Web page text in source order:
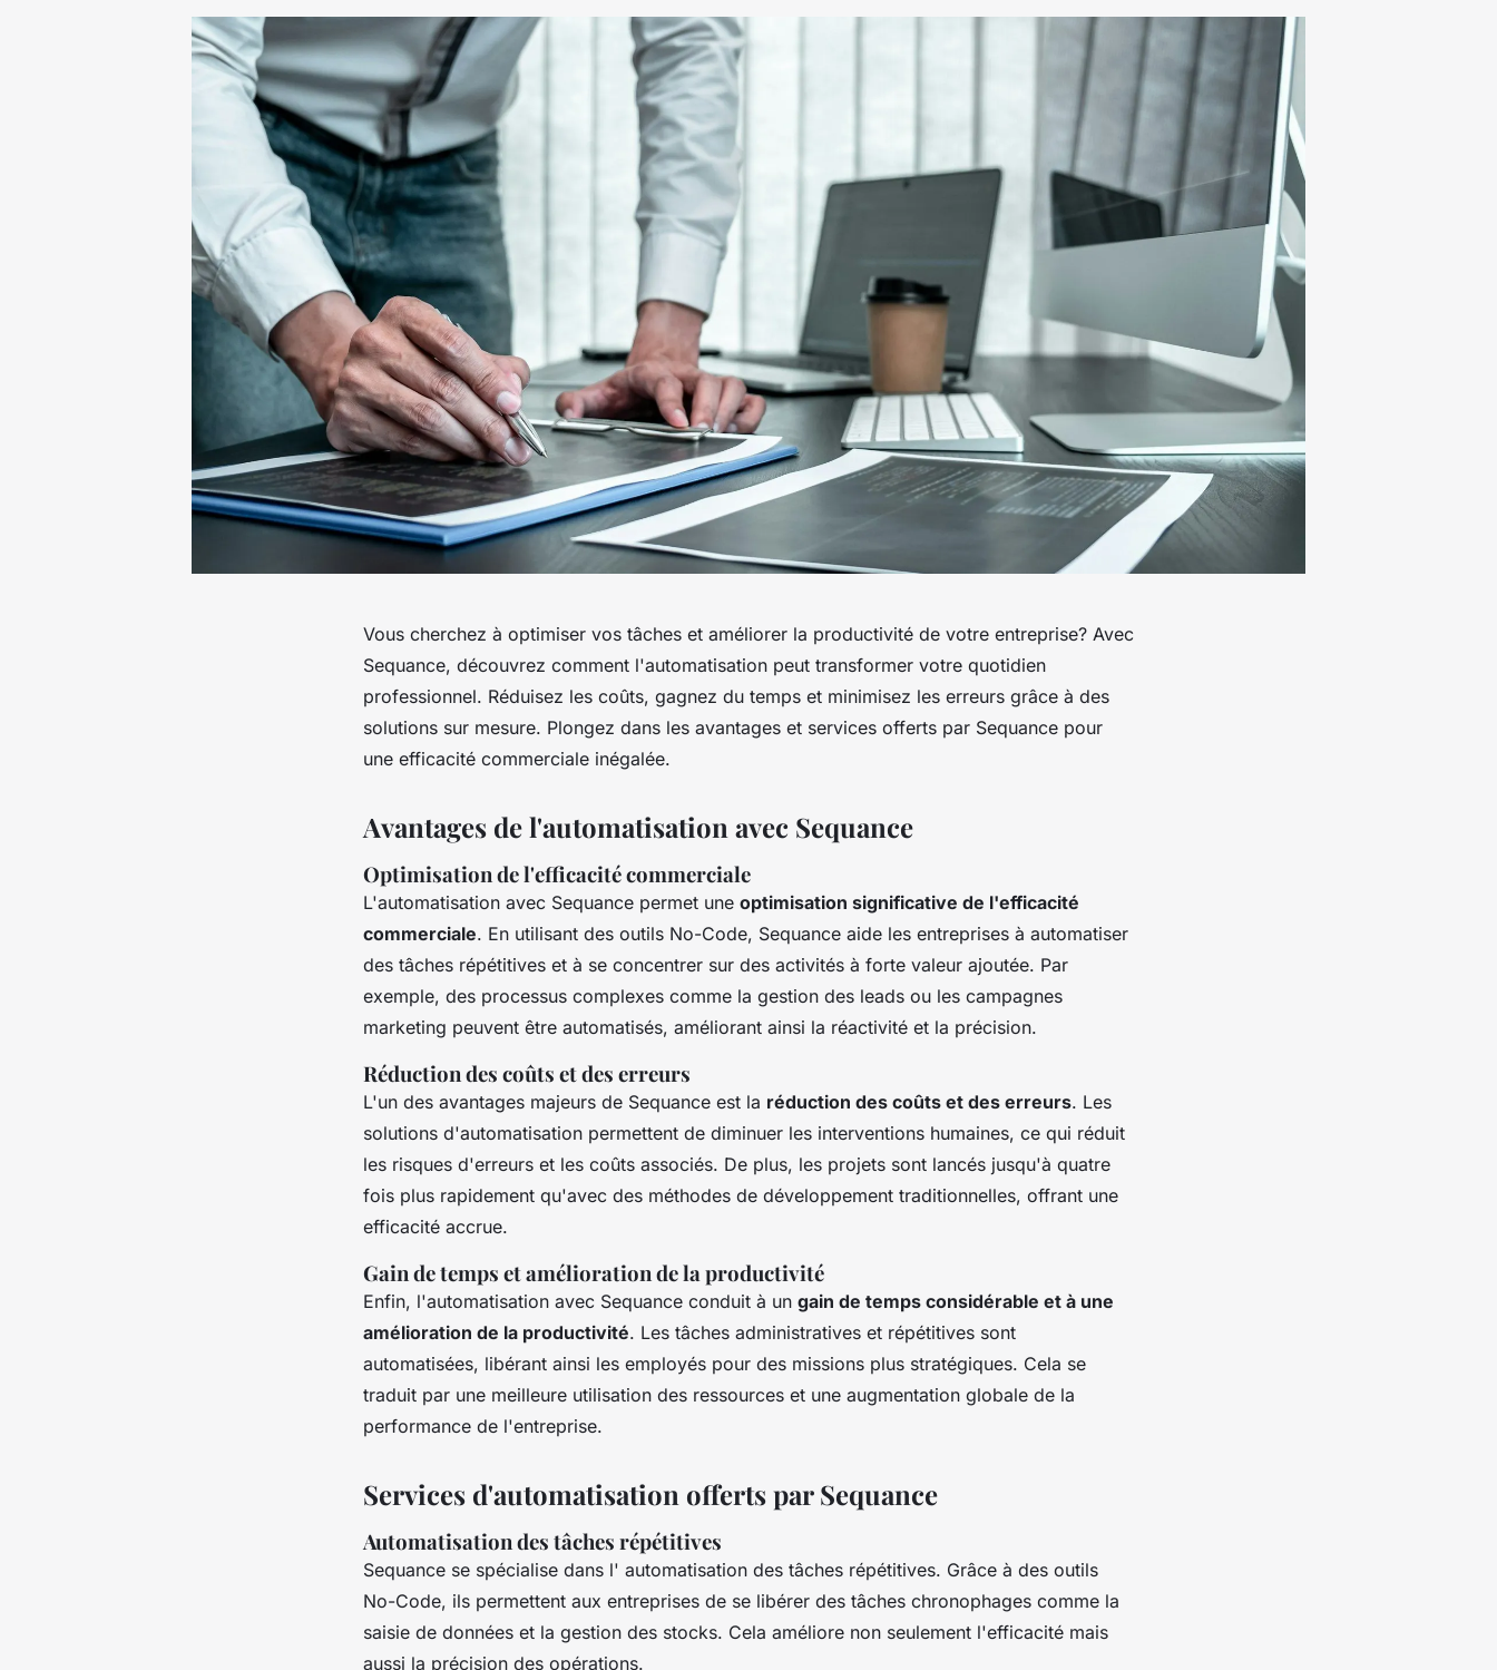
Vous cherchez à optimiser vos tâches et améliorer la productivité de votre entreprise? Avec
Sequance, découvrez comment l'automatisation peut transformer votre quotidien
professionnel. Réduisez les coûts, gagnez du temps et minimisez les erreurs grâce à des
solutions sur mesure. Plongez dans les avantages et services offerts par Sequance pour
une efficacité commerciale inégalée.
Avantages de l'automatisation avec Sequance
Optimisation de l'efficacité commerciale
L'automatisation avec Sequance permet une optimisation significative de l'efficacité
commerciale. En utilisant des outils No-Code, Sequance aide les entreprises à automatiser
des tâches répétitives et à se concentrer sur des activités à forte valeur ajoutée. Par
exemple, des processus complexes comme la gestion des leads ou les campagnes
marketing peuvent être automatisés, améliorant ainsi la réactivité et la précision.
Réduction des coûts et des erreurs
L'un des avantages majeurs de Sequance est la réduction des coûts et des erreurs. Les
solutions d'automatisation permettent de diminuer les interventions humaines, ce qui réduit
les risques d'erreurs et les coûts associés. De plus, les projets sont lancés jusqu'à quatre
fois plus rapidement qu'avec des méthodes de développement traditionnelles, offrant une
efficacité accrue.
Gain de temps et amélioration de la productivité
Enfin, l'automatisation avec Sequance conduit à un gain de temps considérable et à une
amélioration de la productivité. Les tâches administratives et répétitives sont
automatisées, libérant ainsi les employés pour des missions plus stratégiques. Cela se
traduit par une meilleure utilisation des ressources et une augmentation globale de la
performance de l'entreprise.
Services d'automatisation offerts par Sequance
Automatisation des tâches répétitives
Sequance se spécialise dans l' automatisation des tâches répétitives. Grâce à des outils
No-Code, ils permettent aux entreprises de se libérer des tâches chronophages comme la
saisie de données et la gestion des stocks. Cela améliore non seulement l'efficacité mais
aussi la précision des opérations.